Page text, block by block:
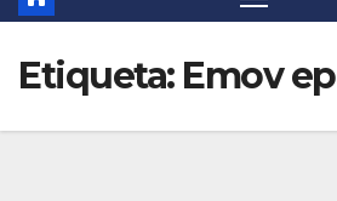
Etiqueta: Emov ep